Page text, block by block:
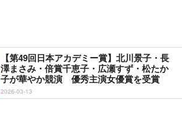
【第49回日本アカデミー賞】北川景子・長
澤まさみ・倍賞千恵子・広瀬すず・松たか
子が華やか競演 優秀主演女優賞を受賞
2026-03-13